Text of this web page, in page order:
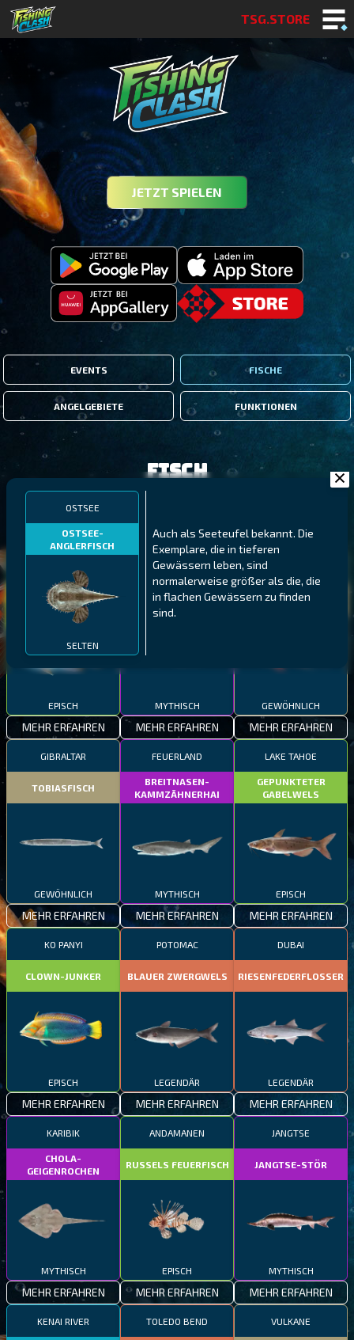
TSG.STORE
JETZT SPIELEN
EVENTS FISCHE
ANGELGEBIETE FUNKTIONEN
OSTSEE
OSTSEE-
ANGLERFISCH
SELTEN
Auch als Seeteufel bekannt. Die
Exemplare, die in tieferen
Gewässern leben, sind
normalerweise größer als die, die
in flachen Gewässern zu finden
sind.
Fisch
MALAWI
GESTRECKTER
SCHABEMUND-
BUNTBARSCH
EPISCH
MEHR ERFAHREN
NÖRDLICHE FJORDE
ATLANTISCHER LENG
MYTHISCH
MEHR ERFAHREN
GALAPAGOS-INSELN
MEXIKANISCHER
GEWÖHNLICH
MEHR ERFAHREN
GIBRALTAR
TOBIASFISCH
GEWÖHNLICH
MEHR ERFAHREN
FEUERLAND
BREITNASEN-
KAMMZÄHNERHAI
MYTHISCH
MEHR ERFAHREN
LAKE TAHOE
GEPUNKTETER
GABELWELS
EPISCH
MEHR ERFAHREN
KO PANYI
CLOWN-JUNKER
EPISCH
MEHR ERFAHREN
POTOMAC
BLAUER ZWERGWELS
LEGENDÄR
MEHR ERFAHREN
DUBAI
RIESENFEDERFLOSSER
LEGENDÄR
MEHR ERFAHREN
KARIBIK
CHOLA-
GEIGENROCHEN
MYTHISCH
MEHR ERFAHREN
ANDAMANEN
RUSSELS FEUERFISCH
EPISCH
MEHR ERFAHREN
JANGTSE
JANGTSE-STÖR
MYTHISCH
MEHR ERFAHREN
KENAI RIVER TOLEDO BEND VULKANE